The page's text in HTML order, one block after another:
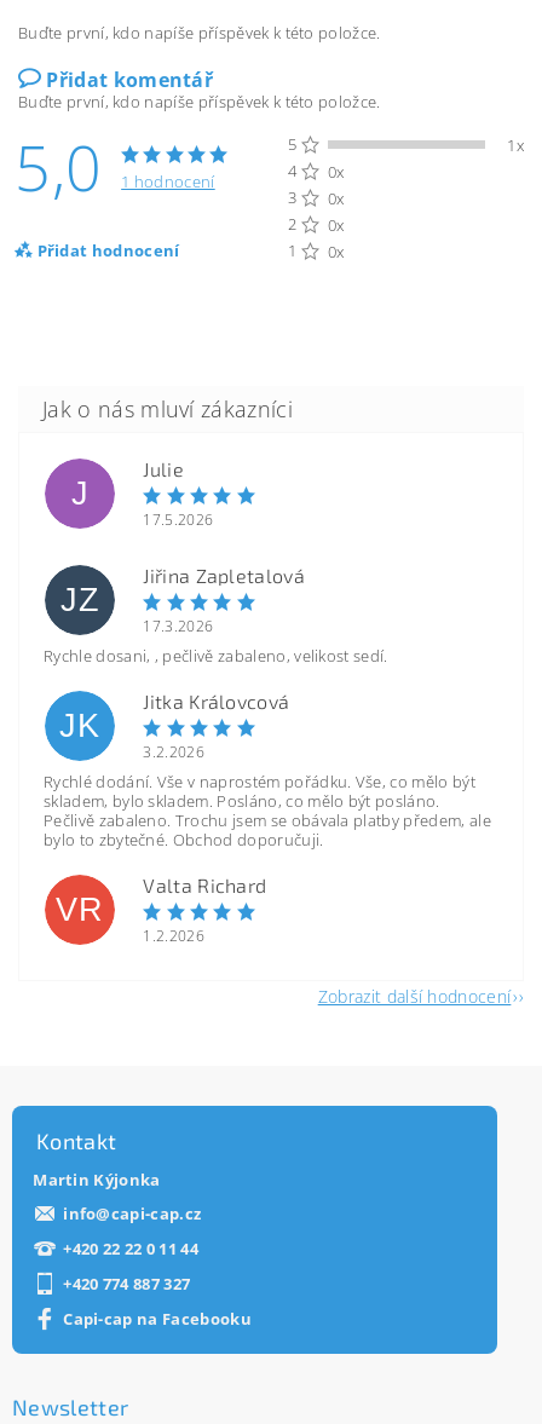
Buďte první, kdo napíše příspěvek k této položce.
Přidat komentář
Buďte první, kdo napíše příspěvek k této položce.
5,0 1 hodnocení
Přidat hodnocení
5
1x
4
0x
3
0x
2
0x
1
0x
J
Julie
17.5.2026
JZ
Jiřina Zapletalová
17.3.2026
Rychle dosani, , pečlivě zabaleno, velikost sedí.
JK
Jitka Královcová
3.2.2026
Rychlé dodání. Vše v naprostém pořádku. Vše, co mělo být
skladem, bylo skladem. Posláno, co mělo být posláno.
Pečlivě zabaleno. Trochu jsem se obávala platby předem, ale
bylo to zbytečné. Obchod doporučuji.
VR
Valta Richard
1.2.2026
Zobrazit další hodnocení
Kontakt
Martin Kýjonka
info@capi-cap.cz
+420 22 22 0 11 44
+420 774 887 327
Capi-cap na Facebooku
Newsletter